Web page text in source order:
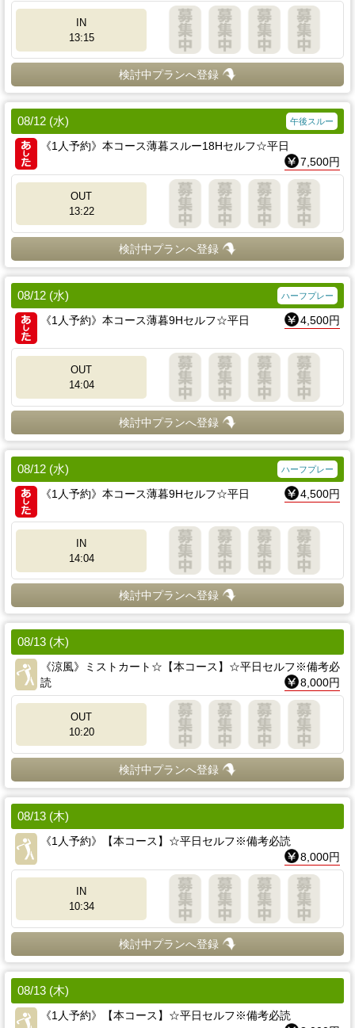
IN
13:15
検討中プランへ登録
08/12 (水) 午後スルー
《1人予約》本コース薄暮スルー18Hセルフ☆平日
7,500円
OUT
13:22
検討中プランへ登録
08/12 (水) ハーフプレー
《1人予約》本コース薄暮9Hセルフ☆平日 4,500円
OUT
14:04
検討中プランへ登録
08/12 (水) ハーフプレー
《1人予約》本コース薄暮9Hセルフ☆平日 4,500円
IN
14:04
検討中プランへ登録
08/13 (木)
《涼風》ミストカート☆【本コース】☆平日セルフ※備考必
読
8,000円
OUT
10:20
検討中プランへ登録
08/13 (木)
《1人予約》【本コース】☆平日セルフ※備考必読
8,000円
IN
10:34
検討中プランへ登録
08/13 (木)
《1人予約》【本コース】☆平日セルフ※備考必読